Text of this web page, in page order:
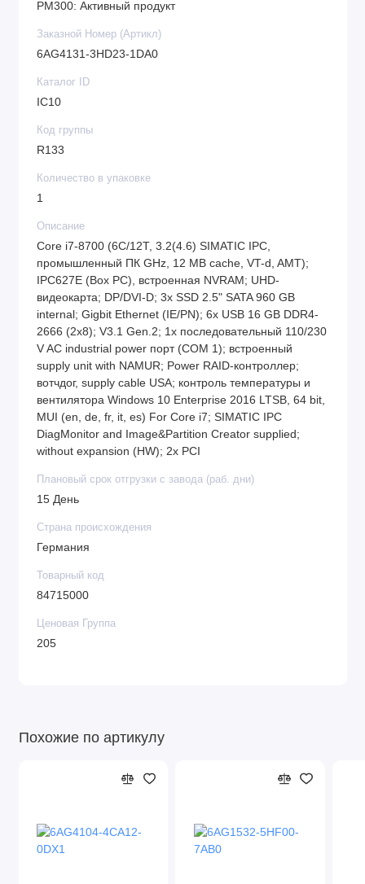
PM300: Активный продукт
Заказной Номер (Артикл)
6AG4131-3HD23-1DA0
Каталог ID
IC10
Код группы
R133
Количество в упаковке
1
Описание
Core i7-8700 (6C/12T, 3.2(4.6) SIMATIC IPC,
промышленный ПК GHz, 12 MB cache, VT-d, AMT);
IPC627E (Box PC), встроенная NVRAM; UHD-
видеокарта; DP/DVI-D; 3x SSD 2.5" SATA 960 GB
internal; Gigbit Ethernet (IE/PN); 6x USB 16 GB DDR4-
2666 (2x8); V3.1 Gen.2; 1x последовательный 110/230
V AC industrial power порт (COM 1); встроенный
supply unit with NAMUR; Power RAID-контроллер;
вотчдог, supply cable USA; контроль температуры и
вентилятора Windows 10 Enterprise 2016 LTSB, 64 bit,
MUI (en, de, fr, it, es) For Core i7; SIMATIC IPC
DiagMonitor and Image&Partition Creator supplied;
without expansion (HW); 2x PCI
Плановый срок отгрузки с завода (раб. дни)
15 День
Страна происхождения
Германия
Товарный код
84715000
Ценовая Группа
205
Похожие по артикулу